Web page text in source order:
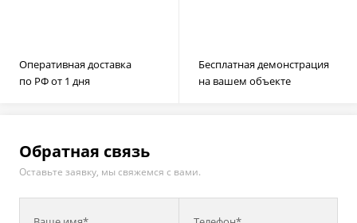
Оперативная доставка
по РФ от 1 дня
Бесплатная демонстрация
на вашем объекте
Обратная связь
Оставьте заявку, мы свяжемся с вами.